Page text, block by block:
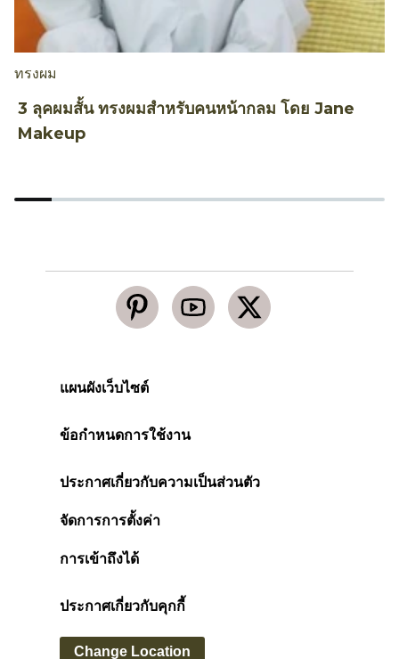
ทรงผม
3 ลุคผมสั้น ทรงผมสำหรับคนหน้ากลม โดย Jane
Makeup
แผนผังเว็บไซต์
ข้อกำหนดการใช้งาน
ประกาศเกี่ยวกับความเป็นส่วนตัว
จัดการการตั้งค่า
การเข้าถึงได้
ประกาศเกี่ยวกับคุกกี้
Change Location